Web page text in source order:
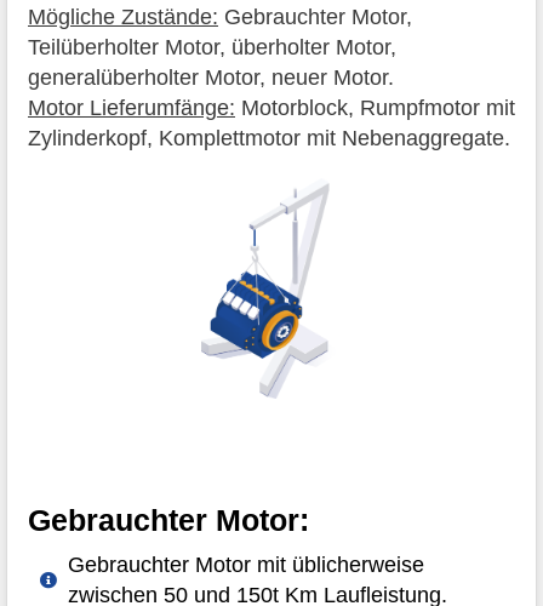
Mögliche Zustände: Gebrauchter Motor,
Teilüberholter Motor, überholter Motor,
generalüberholter Motor, neuer Motor.
Motor Lieferumfänge: Motorblock, Rumpfmotor mit
Zylinderkopf, Komplettmotor mit Nebenaggregate.
Gebrauchter Motor:
Gebrauchter Motor mit üblicherweise
zwischen 50 und 150t Km Laufleistung.